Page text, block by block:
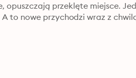
opuszczają przeklęte miejsce.
to nowe przychodzi wraz z
domyka wątki Córek
losów splatają się tylko na pozór
która w niezwykle